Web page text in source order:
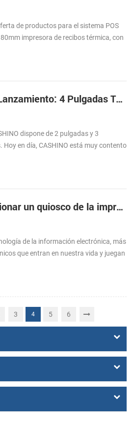
de productos para el sistema POS
impresora de recibos térmica, con
CASHINO Nuevo Lanzamiento: 4 Pulgadas Térmica del Quiosco de la Impresora
dispone de 2 pulgadas y 3
Hoy en día, CASHINO está muy contento
Cómo para seleccionar un quiosco de la impresora térmica: Parte uno
de la información electrónica, más
que entran en nuestra vida y juegan
3 4 5 6